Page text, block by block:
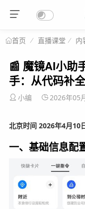
首页 直播课堂 内
📰 魔镜AI小助
手：从代码补
小编 2026年05
北京时间 2026年4月10
一、基础信息配